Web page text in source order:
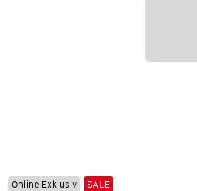
Online Exklusiv SALE